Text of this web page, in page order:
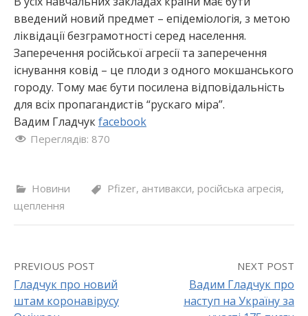
введений новий предмет – епідеміологія, з метою
ліквідації безграмотності серед населення.
Заперечення російської агресії та заперечення
існування ковід – це плоди з одного мокшанського
городу. Тому має бути посилена відповідальність
для всіх пропагандистів “рускаго міра”.
Вадим Гладчукfacebook
Переглядів: 870
Новини Pfizer, антивакси, російська агресія,
щеплення
PREVIOUS POST
Гладчук про новий
штам коронавірусу
NEXT POST
Вадим Гладчук про
наступ на Україну за